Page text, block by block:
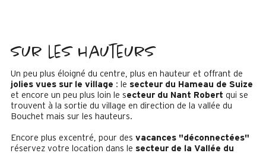
Sur les hauteurs
Un peu plus éloigné du centre, plus en hauteur et offrant de
jolies vues sur le village : le secteur du Hameau de Suize
et encore un peu plus loin le secteur du Nant Robert qui se
trouvent à la sortie du village en direction de la vallée du
Bouchet mais sur les hauteurs.
Encore plus excentré, pour des vacances "déconnectées"
réservez votre location dans le secteur de la Vallée du